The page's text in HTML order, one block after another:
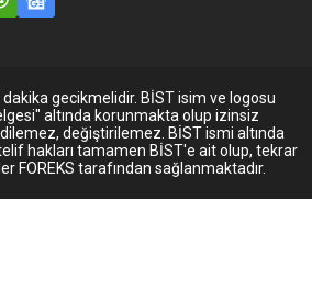
gecikmelidir. BİST isim ve logosu
altında korunmakta olup izinsiz
değiştirilemez. BİST ismi altında
hakları tamamen BİST'e ait olup, tekrar
FOREKS tarafından sağlanmaktadır.